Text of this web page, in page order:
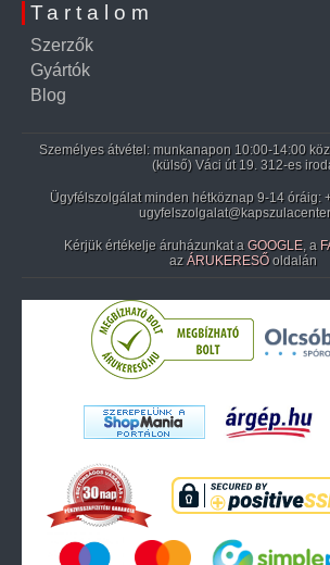
Tartalom
Szerzők
Gyártók
Blog
Személyes átvétel: munkanapon 10:00-14:00
(külső) Váci út 19. 312-es
Ügyfélszolgálat minden hétköznap 9-14 óráig:
Kérjük értékelje áruházunkat a GOOGLE, a
az ÁRUKERESŐ oldalán